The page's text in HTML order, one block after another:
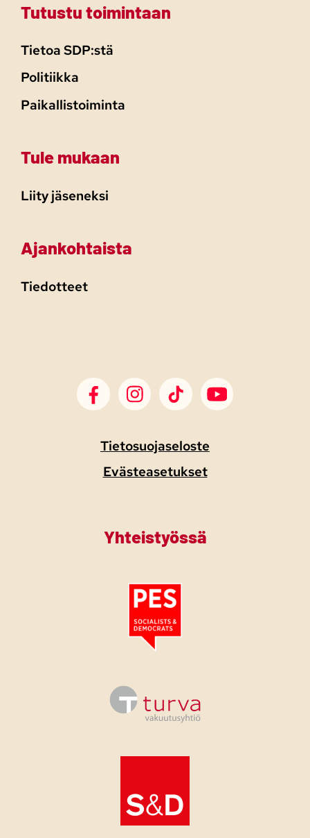
Tutustu toimintaan
Tietoa SDP:stä
Politiikka
Paikallistoiminta
Tule mukaan
Liity jäseneksi
Ajankohtaista
Tiedotteet
SDP Facebook
SDP Instagram
SDP TikTokSDP Youtube
Tietosuojaseloste
Evästeasetukset
Yhteistyössä
Tutustu PES:n periaatejulistukseen